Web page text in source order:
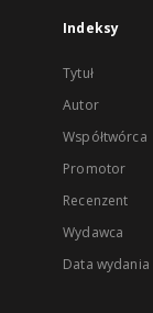
Indeksy
Tytuł
Autor
Współtwórca
Promotor
Recenzent
Wydawca
Data wydania